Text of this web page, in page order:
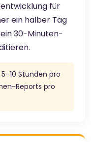
für
ein halber Tag
30-Minuten-
Stunden pro
Reports pro